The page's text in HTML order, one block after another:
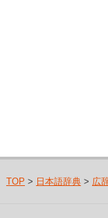
TOP > 日本語辞典> 広